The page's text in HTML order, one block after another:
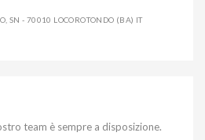
SN - 70010 LOCOROTONDO (BA) IT
team è sempre a disposizione.